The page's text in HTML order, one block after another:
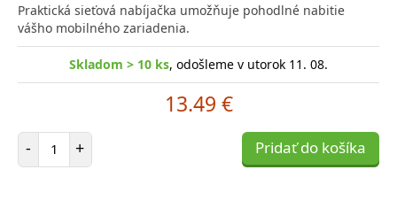
Praktická sieťová nabíjačka umožňuje pohodlné nabitie
vášho mobilného zariadenia.
Skladom > 10 ks, odošleme v utorok 11. 08.
13.49 €
- Počet položiek
+ Pridať do košíka